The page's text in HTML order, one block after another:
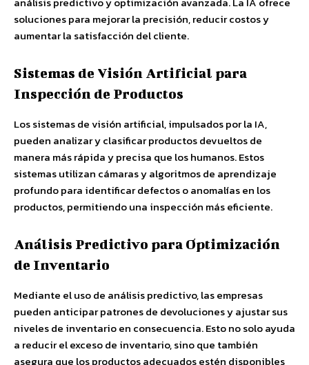
soluciones para mejorar la precisión, reducir costos y
aumentar la satisfacción del cliente.
Sistemas de Visión Artificial para
Inspección de Productos
Los sistemas de visión artificial, impulsados por la IA,
pueden analizar y clasificar productos devueltos de
manera más rápida y precisa que los humanos. Estos
sistemas utilizan cámaras y algoritmos de aprendizaje
profundo para identificar defectos o anomalías en los
productos, permitiendo una inspección más eficiente.
Análisis Predictivo para Optimización
de Inventario
Mediante el uso de análisis predictivo, las empresas
pueden anticipar patrones de devoluciones y ajustar sus
niveles de inventario en consecuencia. Esto no solo ayuda
a reducir el exceso de inventario, sino que también
asegura que los productos adecuados estén disponibles